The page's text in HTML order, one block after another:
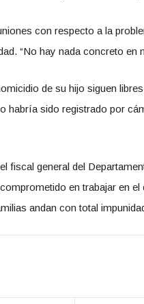
con respecto a la
“No hay nada concreto en
de su hijo siguen
habría sido registrado por
fiscal general del
en trabajar en el
andan con total